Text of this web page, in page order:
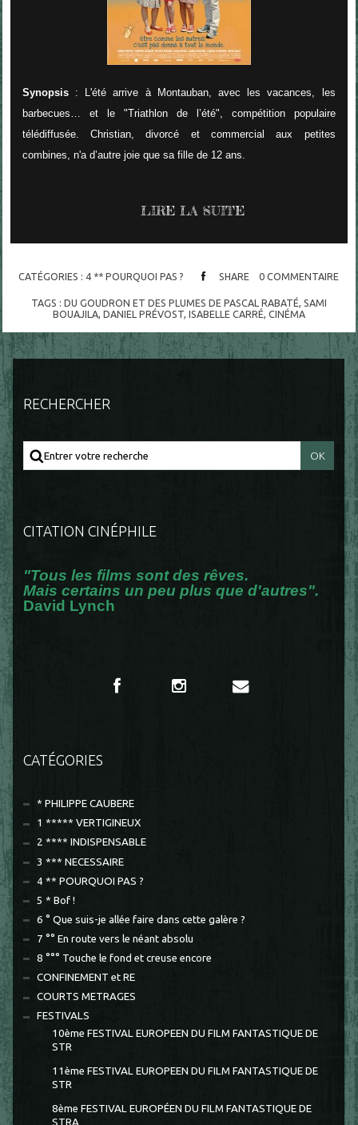
Synopsis: L'été arrive à Montauban, avec les vacances, les
barbecues… et le "Triathlon de l’été", compétition populaire
télédiffusée. Christian, divorcé et commercial aux petites
combines, n'a d’autre joie que sa fille de 12 ans.
LIRE LA SUITE
CATÉGORIES : 4 ** POURQUOI PAS ? SHARE 0 COMMENTAIRE
TAGS : DU GOUDRON ET DES PLUMES DE PASCAL RABATÉ, SAMI
BOUAJILA, DANIEL PRÉVOST, ISABELLE CARRÉ, CINÉMA
RECHERCHER
CITATION CINÉPHILE
"Tous les films sont des rêves.
Mais certains un peu plus que d'autres".
David Lynch
CATÉGORIES
* PHILIPPE CAUBERE
1 ***** VERTIGINEUX
2 **** INDISPENSABLE
3 *** NECESSAIRE
4 ** POURQUOI PAS ?
5 * Bof !
6 ° Que suis-je allée faire dans cette galère ?
7 °° En route vers le néant absolu
8 °°° Touche le fond et creuse encore
CONFINEMENT et RE
COURTS METRAGES
FESTIVALS
10ème FESTIVAL EUROPEEN DU FILM FANTASTIQUE DE
STR
11ème FESTIVAL EUROPEEN DU FILM FANTASTIQUE DE
STR
8ème FESTIVAL EUROPÉEN DU FILM FANTASTIQUE DE
STRA